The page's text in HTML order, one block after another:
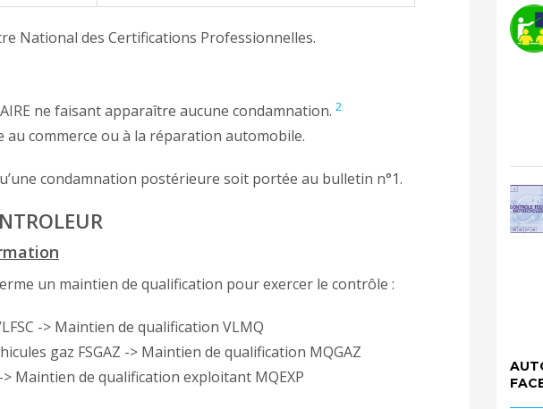
National des Certifications Professionnelles.
ne faisant apparaître aucune condamnation. 2
au commerce ou à la réparation automobile.
condamnation postérieure soit portée au bulletin n°1.
un maintien de qualification pour exercer le contrôle :
-> Maintien de qualification VLMQ
gaz FSGAZ -> Maintien de qualification MQGAZ
Maintien de qualification exploitant MQEXP